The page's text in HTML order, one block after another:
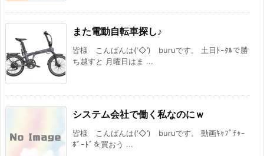
また電動自転車探し♪
皆様 こんばんは(‘◇’)ゞburuです。 土日ﾄｰﾀﾙで勝
ち越すと 月曜日はま ...
システム会社で働く私なのにｗ
皆様 こんばんは(‘◇’)ゞburuです。 動画ｷｬﾌﾟﾁｬｰ
ﾎﾞｰﾄﾞを買おう ...